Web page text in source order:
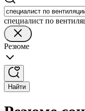
специалист по
Резюме
Найти